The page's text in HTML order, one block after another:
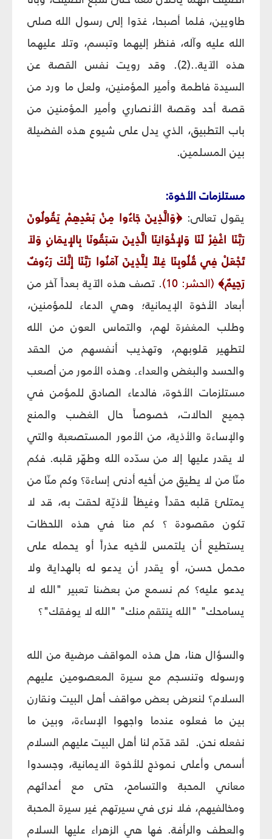
طاويين، فلما أصبحا، غدَوا إلى رسول الله صلى
الله عليه وآله، فنظر إليهما وتبسم، وتلا عليهما
هذه الآية..(2). وقد رويت نفس القصة عن
السيدة فاطمة وأمير المؤمنين، ولعل ما ورد من
قصة أحد وقصة الأنصاري وأمير المؤمنين من
باب التطبيق، الذي يدل على شيوع هذه الفضيلة
بين المسلمين.
مستلزمات الأخوة:
يقول تعالى:﴿وَالَّذِينَ جَاءُوا مِنْ بَعْدِهِمْ يَقُولُونَ
رَبَّنَا اغْفِرْ لَنَا وَلإِخْوَانِنَا الَّذِينَ سَبَقُونَا بِالإِيمَانِ وَلاَ
تَجْعَلْ فِي قُلُوبِنَا غِلاً لِلَّذِينَ آمَنُوا رَبَّنَا إِنَّكَ رَءُوفٌ
رَحِيمٌ﴾ (الحشر: 10)
. تصف هذه الآية بعداً آخر من
أبعاد الأخوة الإيمانية؛ وهي الدعاء للمؤمنين،
وطلب المغفرة لهم، والتماس العون من الله
لتطهير قلوبهم، وتهذيب أنفسهم من الحقد
والحسد والبغض والعداء. وهذه الأمور من أصعب
مستلزمات الأخوة، فالدعاء الصادق للمؤمن في
جميع الحالات، خصوصاً حال الغضب والمنع
والإساءة والأذية، من الأمور المستصعبة والتي
لا يقدر عليها إلا من سدّده الله وطهّر قلبه. فكم
منّا من لا يطيق من أخيه أدنى إساءة؟ وكم منّا من
يمتلئ قلبه حقداً وغيظاً لأذيّة لحقت به، قد لا
تكون مقصودة ؟ كم منا في هذه اللحظات
يستطيع أن يلتمس لأخيه عذراً أو يحمله على
محمل حسن، أو يقدر أن يدعو له بالهداية ولا
يدعو عليه؟ كم نسمع من بعضنا تعبير "الله لا
يسامحك" "الله ينتقم منك" "الله لا يوفقك"؟
والسؤال هنا، هل هذه المواقف مرضية من الله
ورسوله وتنسجم مع سيرة المعصومين عليهم
السلام؟ لنعرض بعض مواقف أهل البيت ونقارن
بين ما فعلوه عندما واجهوا الإساءة، وبين ما
نفعله نحن. لقد قدّم لنا أهل البيت عليهم السلام
أسمى وأعلى نموذج للأخوة الايمانية، وجسدوا
معاني المحبة والتسامح، حتى مع أعدائهم
ومخالفيهم، فلا نرى في سيرتهم غير سيرة المحبة
والعطف والرأفة. فها هي الزهراء عليها السلام